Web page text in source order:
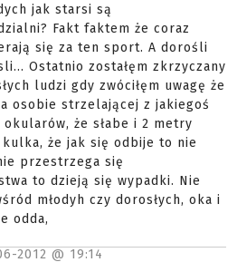
jak starsi są
Fakt faktem że coraz
się za ten sport. A dorośli
Ostatnio zostałęm zkrzyczany
ludzi gdy zwóciłęm uwagę że
osobie strzelającej z jakiegoś
okularów, że słabe i 2 metry
że jak się odbije to nie
przestrzega się
to dzieją się wypadki. Nie
młodyh czy dorosłych, oka i
odda,
2012 @ 19:14